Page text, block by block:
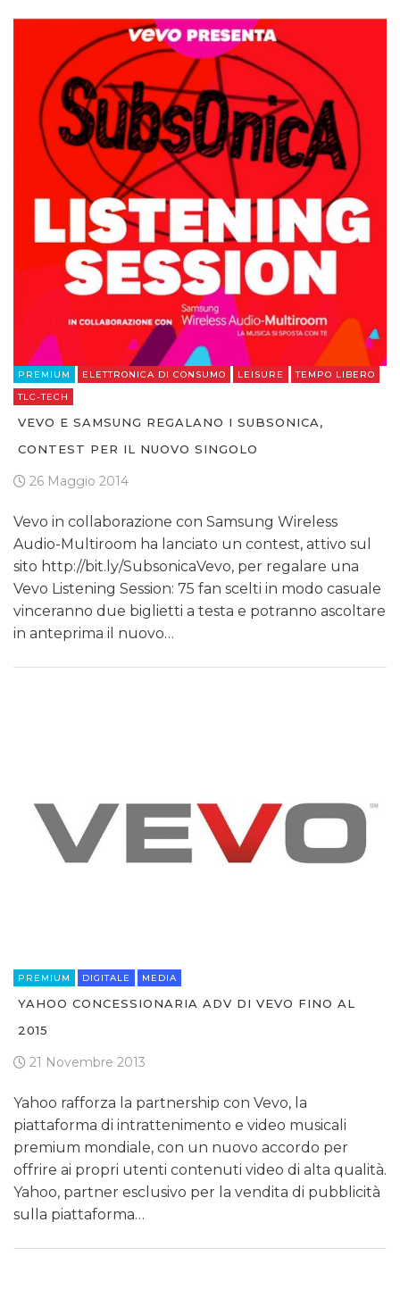
PREMIUM ELETTRONICA DI CONSUMO LEISURE
TEMPO LIBERO
TLC-TECH
VEVO E SAMSUNG REGALANO I SUBSONICA,
CONTEST PER IL NUOVO SINGOLO
26 Maggio 2014
Vevo in collaborazione con Samsung Wireless
Audio-Multiroom ha lanciato un contest, attivo sul
sito http://bit.ly/SubsonicaVevo, per regalare una
Vevo Listening Session: 75 fan scelti in modo casuale
vinceranno due biglietti a testa e potranno ascoltare
in anteprima il nuovo…
PREMIUM DIGITALE MEDIA
YAHOO CONCESSIONARIA ADV DI VEVO FINO AL
2015
21 Novembre 2013
Yahoo rafforza la partnership con Vevo, la
piattaforma di intrattenimento e video musicali
premium mondiale, con un nuovo accordo per
offrire ai propri utenti contenuti video di alta qualità.
Yahoo, partner esclusivo per la vendita di pubblicità
sulla piattaforma…